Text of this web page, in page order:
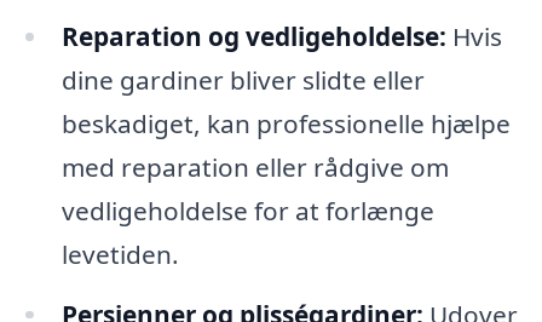
Reparation og vedligeholdelse: Hvis
dine gardiner bliver slidte eller
beskadiget, kan professionelle hjælpe
med reparation eller rådgive om
vedligeholdelse for at forlænge
levetiden.
Persienner og plisségardiner: Udover